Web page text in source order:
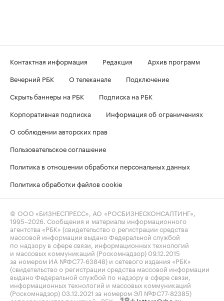
Контактная информация Редакция
Архив программ
Вечерний РБК
О телеканале
Подключение
Скрыть баннеры на РБК
Подписка на РБК
Корпоративная подписка
Информация об ограничениях
О соблюдении авторских прав
Пользовательское соглашение
Политика в отношении обработки персональных данных
Политика обработки файлов cookie
© ООО «БИЗНЕСПРЕСС», АО «РОСБИЗНЕСКОНСАЛТИНГ»,
1995–2026 . Сообщения и материалы информационного
агентства «РБК» (свидетельство о регистрации средства
массовой информации выдано Федеральной службой
по надзору в сфере связи, информационных технологий
и массовых коммуникаций (Роскомнадзор) 09.12.2015
за номером ИА №ФС77-63848) и сетевого издания «РБК»
(свидетельство о регистрации средства массовой информации
выдано Федеральной службой по надзору в сфере связи,
информационных технологий и массовых коммуникаций
(Роскомнадзор) 03.12.2021 за номером ЭЛ №ФС77-82385)